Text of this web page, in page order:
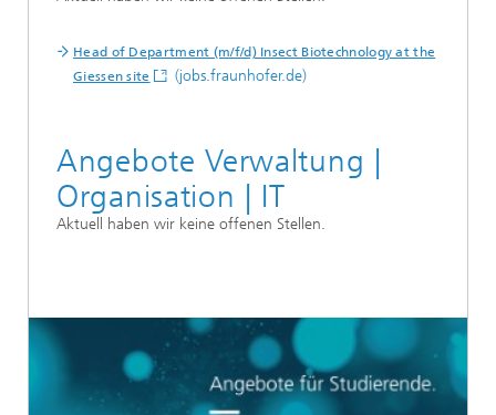
Head of Department (m/f/d) Insect Biotechnology at the
Giessen site
(jobs.fraunhofer.de)
Angebote Verwaltung |
Organisation | IT
Aktuell haben wir keine offenen Stellen.